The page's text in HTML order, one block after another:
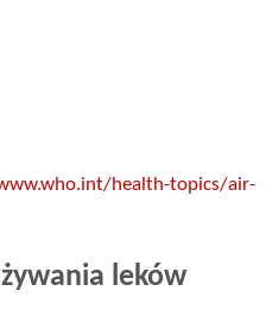
health-topics/air-
leków